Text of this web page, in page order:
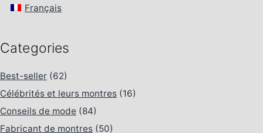
Français
Categories
Best-seller (62)
Célébrités et leurs montres (16)
Conseils de mode (84)
Fabricant de montres (50)